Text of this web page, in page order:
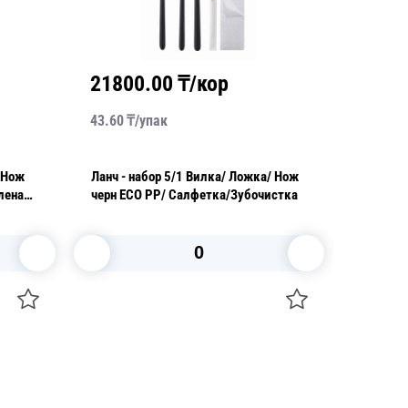
21800.00 ₸/кор
43.60₸/упак
Ланч - набор 5/1 Вилка/ Ложка/ Нож
черн ECO PP/ Салфетка/Зубочистка